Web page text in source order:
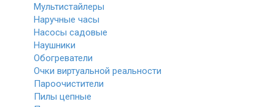
Мультистайлеры
Наручные часы
Насосы садовые
Наушники
Обогреватели
Очки виртуальной реальности
Пароочистители
Пилы цепные